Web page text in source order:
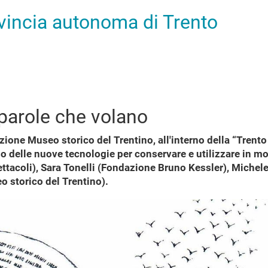
autonoma di Trento
che volano
Museo storico del Trentino, all'interno della
delle nuove tecnologie per conservare e utilizzare in
Sara Tonelli (Fondazione Bruno Kessler),
storico del Trentino).